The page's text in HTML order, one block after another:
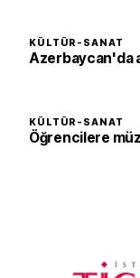
KÜLTÜR-SANAT
Azerbaycan'da
KÜLTÜR-SANAT
Öğrencilere